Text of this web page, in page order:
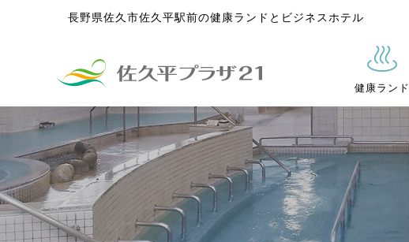
長野県佐久市佐久平駅前の健康ランドとビジネスホテル
健康ランド